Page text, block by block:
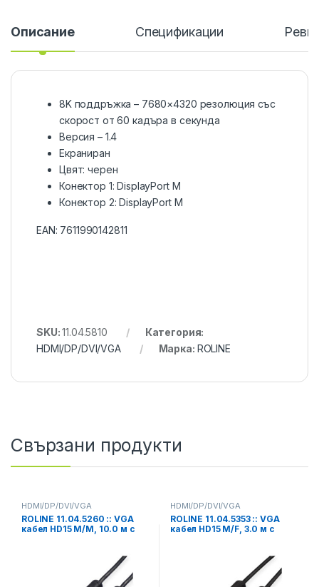
Описание Спецификации
8K поддръжка – 7680×4320 резолюция със
скорост от 60 кадъра в секунда
Версия – 1.4
Екраниран
Цвят: черен
Конектор 1: DisplayPort M
Конектор 2: DisplayPort M
EAN: 7611990142811
SKU:11.04.5810
Категория:
HDMI/DP/DVI/VGA
Марка: ROLINE
Свързани продукти
HDMI/DP/DVI/VGA
ROLINE 11.04.5260 :: VGA
кабел HD15 M/M, 10.0 м с
HDMI/DP/DVI/VGA
ROLINE 11.04.5353 :: VGA
кабел HD15 M/F, 3.0 м с